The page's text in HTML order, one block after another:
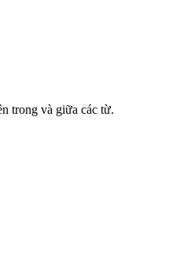
trong và giữa các từ.